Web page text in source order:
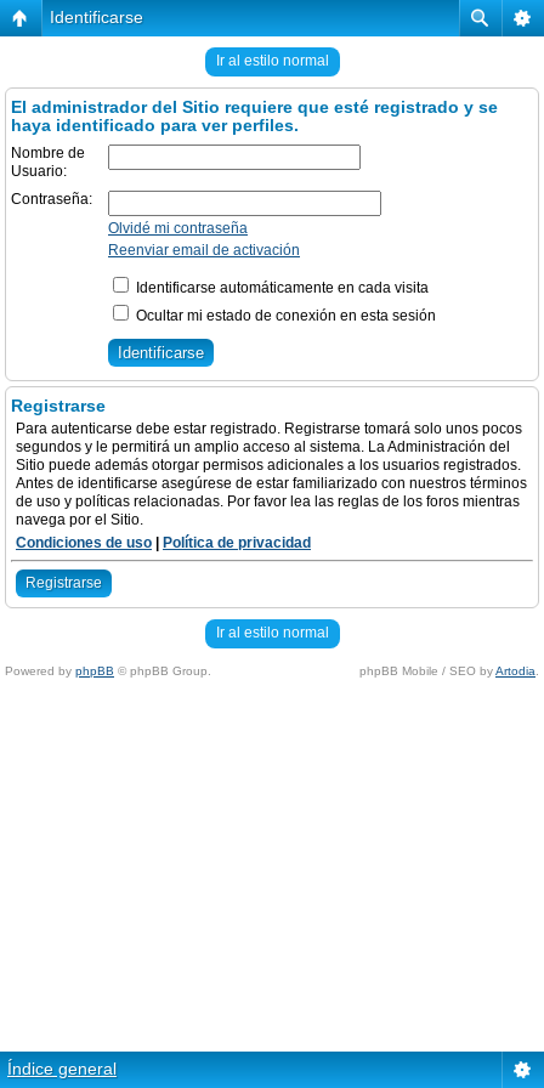
Identificarse
Ir al estilo normal
El administrador del Sitio requiere que esté registrado y se
haya identificado para ver perfiles.
Nombre de
Usuario:
Contraseña:
Olvidé mi contraseña
Reenviar email de activación
Identificarse automáticamente en cada visita
Ocultar mi estado de conexión en esta sesión
Registrarse
Para autenticarse debe estar registrado. Registrarse tomará solo unos pocos
segundos y le permitirá un amplio acceso al sistema. La Administración del
Sitio puede además otorgar permisos adicionales a los usuarios registrados.
Antes de identificarse asegúrese de estar familiarizado con nuestros términos
de uso y políticas relacionadas. Por favor lea las reglas de los foros mientras
navega por el Sitio.
Condiciones de uso
Política de privacidad
Registrarse
Ir al estilo normal
Powered by phpBB © phpBB Group. phpBB Mobile / SEO byArtodia
Índice general